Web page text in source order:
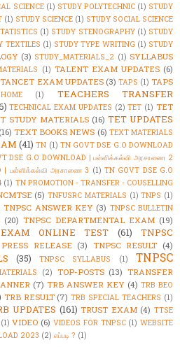
SCIENCE (1) STUDY POLYTECHNIC (1) STUDY
(1) STUDY SCIENCE (1) STUDY SOCIAL SCIENCE
(1) STUDY STENOGRAPHY (1) STUDY
TEXTILES (1) STUDY TYPE WRITING (1) STUDY
(3) STUDY_MATERIALS_2 (1) SYLLABUS
(1) TALENT EXAM UPDATES (6)
TANCET EXAM UPDATES (3) TAPS (1) TAPS
(1)
TEACHERS TRANSFER
TECHNICAL EXAM UPDATES (2) TET (1) TET
STUDY MATERIALS (16) TET UPDATES
(16) TEXT BOOKS NEWS (6) TEXT MATERIALS
(41) TN (1) TN GOVT DSE G.O DOWNLOAD
DSE G.O DOWNLOAD | பள்ளிக்கல்வி அரசாணை 2
| பள்ளிக்கல்வி அரசாணை 3 (1) TN GOVT DSE G.O
(1) TN PROMOTION - TRANSFER - COUSELLING
(5) TNFUSRC MATERIALS (1) TNPS (1)
TNPSC ANSWER KEY (3) TNPSC BULLETIN
(20) TNPSC DEPARTMENTAL EXAM (19)
ONLINE TEST (61)
TNPSC
RELEASE (3) TNPSC RESULT (4)
(35) TNPSC SYLLABUS (1)
TNPSC
(2) TOP-POSTS (13) TRANSFER
(7) TRB ANSWER KEY (4) TRB BEO
TRB RESULT (7) TRB SPECIAL TEACHERS (1)
UPDATES (161) TRUST EXAM (4) TTSE
(1) VIDEO (6) VIDEOS FOR TNPSC (1) WEBSITE
2023 (2) எப்படி ? (1)